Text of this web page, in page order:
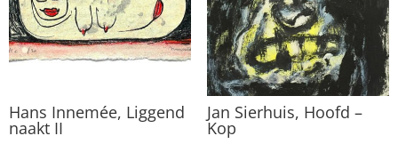
Hans Innemée, Liggend
naakt II
Jan Sierhuis, Hoofd –
Kop